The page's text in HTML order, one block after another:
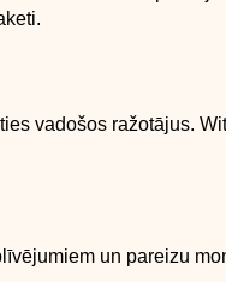
vadošos ražotājus.
un pareizu